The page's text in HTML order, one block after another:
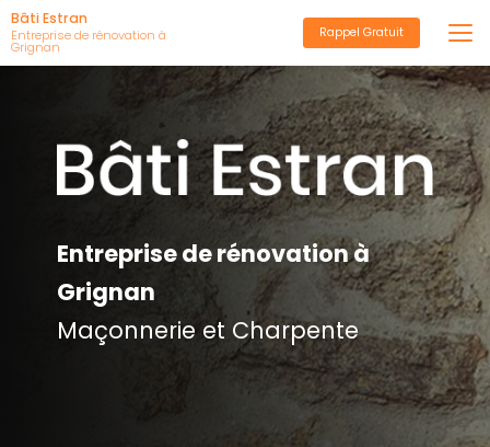
Aller
au
contenu
Bâti Estran
Entreprise de rénovation à
Grignan
Rappel Gratuit
Entreprise de rénovation à
Grignan
Maçonnerie et Charpente